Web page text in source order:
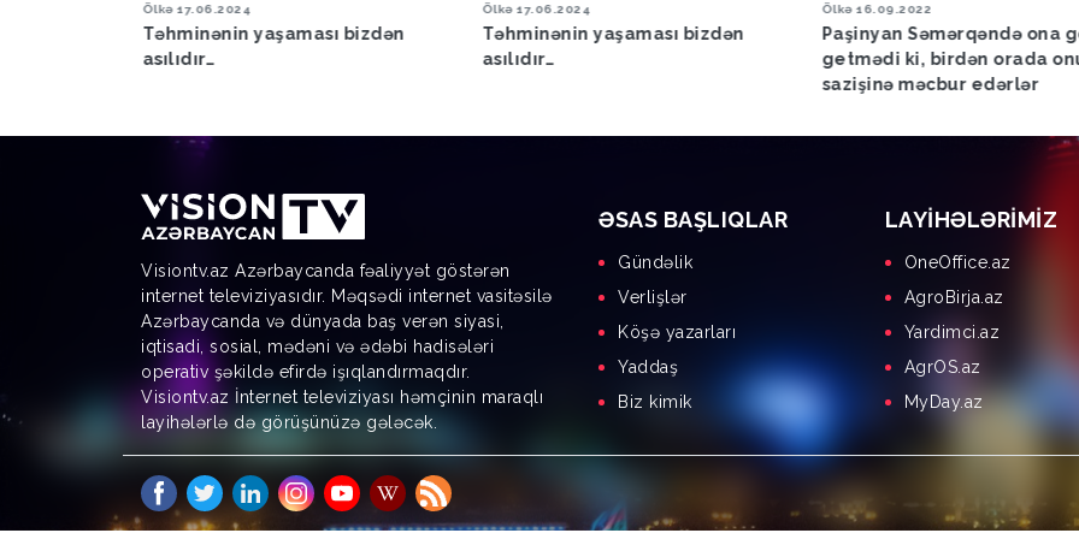
Ölkə 17.06.2024
Təhminənin yaşaması bizdən
asılıdır…
Ölkə 16.09.2022
Paşinyan Səmərqəndə ona görə
getmədi ki, birdən orada onu sülh
Səmimi Söhbət 28.01.2021
Səmimi söhbət - Leyla
Yevda Abramov
Visiontv.az Azərbaycanda fəaliyyət göstərən
internet televiziyasıdır. Məqsədi internet vasitəsilə
Azərbaycanda və dünyada baş verən siyasi,
iqtisadi, sosial, mədəni və ədəbi hadisələri
operativ şəkildə efirdə işıqlandırmaqdır.
Visiontv.az İnternet televiziyası həmçinin maraqlı
layihələrlə də görüşünüzə gələcək.
ƏSAS BAŞLIQLAR
Gündəlik
Verlişlər
Köşə yazarları
Yaddaş
Biz kimik
LAYIHƏLƏRIMIZ
OneOffice.az
AgroBirja.az
Yardimci.az
AgrOS.az
MyDay.az